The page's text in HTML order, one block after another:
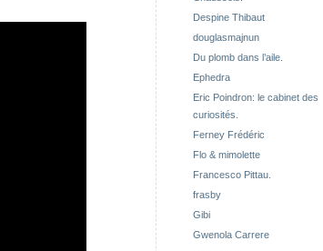
Despine Thibaut
douglasmajnun
Du plomb dans l’aile.
Ephedra
Eric Poindron: le cabinet des
curiosités.
Ferney Frédéric
Flo & mimolette
Francesco Pittau.
frasby
Gibi
Gwenola Carrere